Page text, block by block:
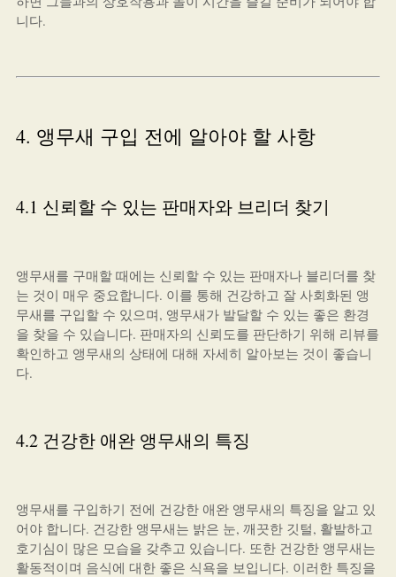
니다.
4. 앵무새 구입 전에 알아야 할 사항
4.1 신뢰할 수 있는 판매자와 브리더 찾기
앵무새를 구매할 때에는 신뢰할 수 있는 판매자나 블리더를 찾
는 것이 매우 중요합니다. 이를 통해 건강하고 잘 사회화된 앵
무새를 구입할 수 있으며, 앵무새가 발달할 수 있는 좋은 환경
을 찾을 수 있습니다. 판매자의 신뢰도를 판단하기 위해 리뷰를
확인하고 앵무새의 상태에 대해 자세히 알아보는 것이 좋습니
다.
4.2 건강한 애완 앵무새의 특징
앵무새를 구입하기 전에 건강한 애완 앵무새의 특징을 알고 있
어야 합니다. 건강한 앵무새는 밝은 눈, 깨끗한 깃털, 활발하고
호기심이 많은 모습을 갖추고 있습니다. 또한 건강한 앵무새는
활동적이며 음식에 대한 좋은 식욕을 보입니다. 이러한 특징을